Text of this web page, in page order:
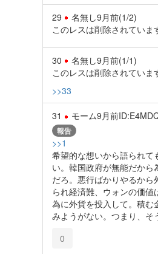
29 名無し9月前(1/2)
このレスは削除されていま
30 名無し9月前(1/1)
このレスは削除されていま
>>33
31 モーム9月前
報告
>>1
希望的な想いから語られて
い。韓国政府が無能だから
だろ。悪行ばかりやるから
られ経済難、ウォンの価値
為に外貨を投入して。積む
みようがない。つまり、そ
0